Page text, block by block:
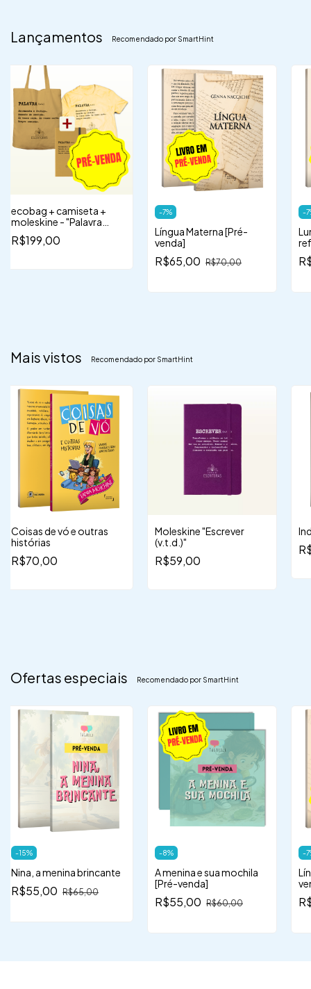
Lançamentos Recomendado por SmartHint
ecobag + camiseta +
moleskine - "Palavra
(s.f.)"
R$199,00
-7%
Língua Materna [Pré-
venda]
R$65,00 R$70,00
-7
Mais vistos Recomendado por SmartHint
Coisas de vó e outras
histórias
R$70,00
Moleskine "Escrever
(v.t.d.)"
R$59,00
Ofertas especiais Recomendado por SmartHint
-15%
Nina, a menina brincante
R$55,00 R$65,00
-8%
A menina e sua mochila
[Pré-venda]
R$55,00 R$60,00
-7